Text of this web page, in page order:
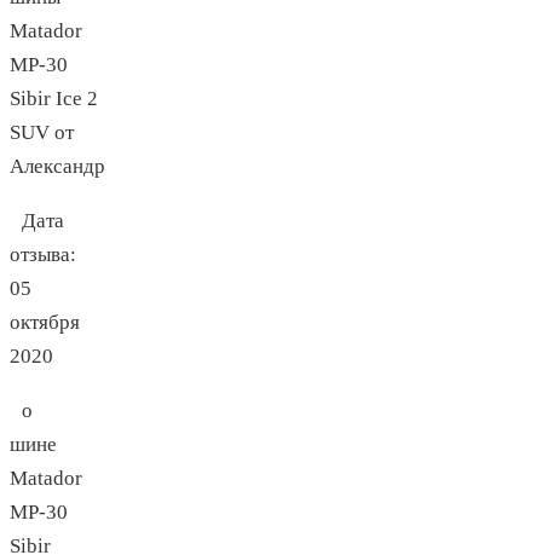
Дата
отзыва:
05
октября
2020
о
шине
Matador
MP-30
Sibir